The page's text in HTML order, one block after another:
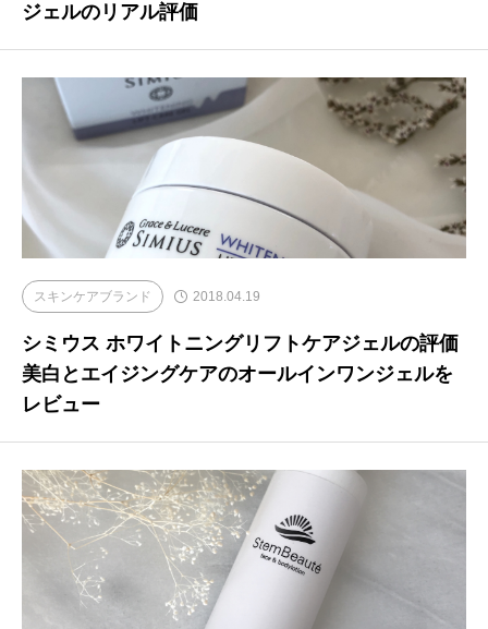
ジェルのリアル評価
スキンケアブランド 2018.04.19
シミウス ホワイトニングリフトケアジェルの評価
美白とエイジングケアのオールインワンジェルを
レビュー